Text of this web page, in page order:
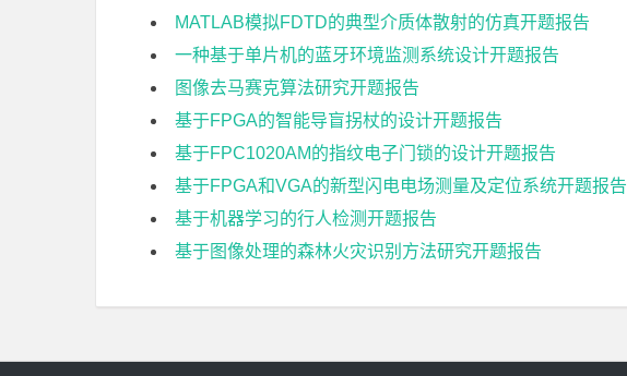
MATLAB模拟FDTD的典型介质体散射的仿真开题报告
一种基于单片机的蓝牙环境监测系统设计开题报告
图像去马赛克算法研究开题报告
基于FPGA的智能导盲拐杖的设计开题报告
基于FPC1020AM的指纹电子门锁的设计开题报告
基于FPGA和VGA的新型闪电电场测量及定位系统开题报告
基于机器学习的行人检测开题报告
基于图像处理的森林火灾识别方法研究开题报告